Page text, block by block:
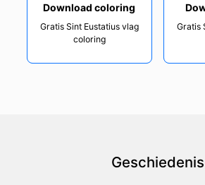
Download coloring
Gratis Sint Eustatius vlag
coloring
Gratis
Geschiedenis